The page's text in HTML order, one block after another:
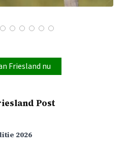
Friesland nu
Post
2026